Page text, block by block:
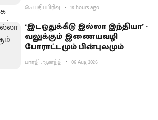
செய்திப்பிரிவு 18 hours ago
‘இடஒதுக்கீடு இல்லா இந்தியா’ -
வலுக்கும் இணையவழி
போராட்டமும் பின்புலமும்
பாரதி ஆனந்த் 06 Aug 2026